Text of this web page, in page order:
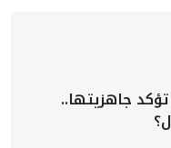
جاهزيتها..